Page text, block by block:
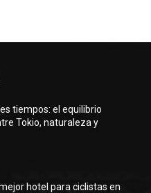
tiempos: el equilibrio
Tokio, naturaleza y
hotel para ciclistas en